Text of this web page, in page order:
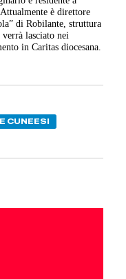
Attualmente è direttore
di Robilante, struttura
lasciato nei
in Caritas diocesana.
CUNEESI